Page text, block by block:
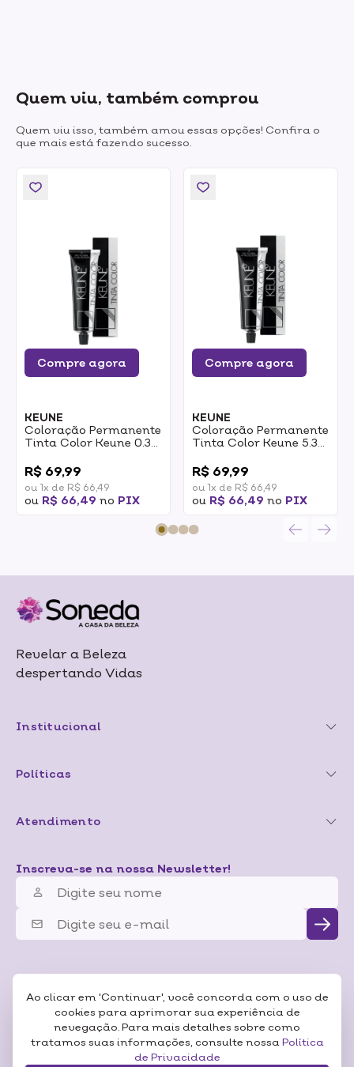
Ao clicar em 'Continuar', você concorda com o uso de
cookies para aprimorar sua experiência de
nevegação. Para mais detalhes sobre como
tratamos suas informações, consulte nossa Política
de Privacidade
Quem viu, também comprou
Quem viu isso, também amou essas opções! Confira o
que mais está fazendo sucesso.
Compre agora
KEUNE
Coloração Permanente
Tinta Color Keune 0.33
R$ 69,99
ou 1x de R$ 66,49
ou R$ 66,49 no PIX
Compre agora
KEUNE
Coloração Permanente
Tinta Color Keune 5.3
Dourado 60ml
R$ 69,99
ou 1x de R$ 66,49
ou R$ 66,49 no PIX
Revelar a Beleza
despertando Vidas
Institucional
Políticas
Atendimento
Inscreva-se na nossa Newsletter!